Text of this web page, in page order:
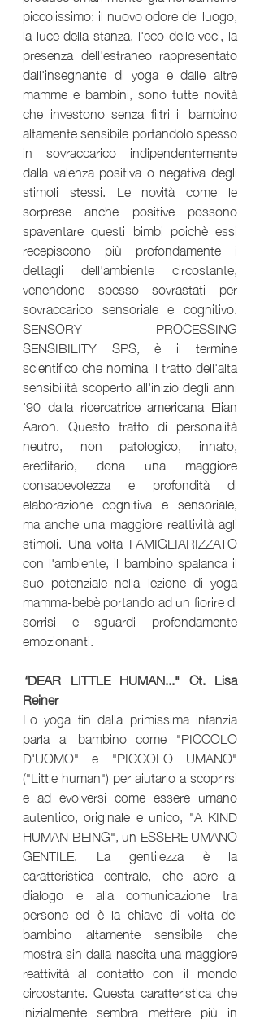
piccolissimo: il nuovo odore del luogo,
la luce della stanza, l'eco delle voci, la
presenza dell'estraneo rappresentato
dall'insegnante di yoga e dalle altre
mamme e bambini, sono tutte novità
che investono senza filtri il bambino
altamente sensibile portandolo spesso
in sovraccarico indipendentemente
dalla valenza positiva o negativa degli
stimoli stessi. Le novità come le
sorprese anche positive possono
spaventare questi bimbi poichè essi
recepiscono più profondamente i
dettagli dell'ambiente circostante,
venendone spesso sovrastati per
sovraccarico sensoriale e cognitivo.
SENSORY PROCESSING
SENSIBILITY SPS, è il termine
scientifico che nomina il tratto dell'alta
sensibilità scoperto all'inizio degli anni
'90 dalla ricercatrice americana Elian
Aaron. Questo tratto di personalità
neutro, non patologico, innato,
ereditario, dona una maggiore
consapevolezza e profondità di
elaborazione cognitiva e sensoriale,
ma anche una maggiore reattività agli
stimoli. Una volta FAMIGLIARIZZATO
con l'ambiente, il bambino spalanca il
suo potenziale nella lezione di yoga
mamma-bebè portando ad un fiorire di
sorrisi e sguardi profondamente
emozionanti.
"DEAR LITTLE HUMAN..." Ct. Lisa
Reiner
Lo yoga fin dalla primissima infanzia
parla al bambino come "PICCOLO
D'UOMO" e "PICCOLO UMANO"
("Little human") per aiutarlo a scoprirsi
e ad evolversi come essere umano
autentico, originale e unico, "A KIND
HUMAN BEING", un ESSERE UMANO
GENTILE. La gentilezza è la
caratteristica centrale, che apre al
dialogo e alla comunicazione tra
persone ed è la chiave di volta del
bambino altamente sensibile che
mostra sin dalla nascita una maggiore
reattività al contatto con il mondo
circostante. Questa caratteristica che
inizialmente sembra mettere più in